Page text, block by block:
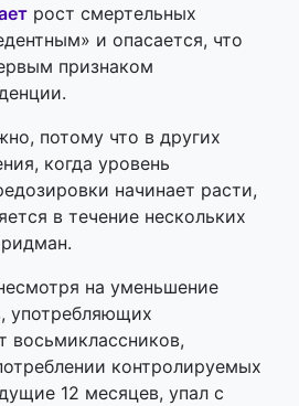
рост смертельных
и опасается, что
признаком
потому что в других
когда уровень
начинает расти,
в течение нескольких
на уменьшение
употребляющих
восьмиклассников,
контролируемых
12 месяцев, упал с